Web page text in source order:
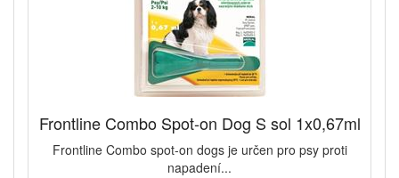
Frontline Combo Spot-on Dog S sol 1x0,67ml
Frontline Combo spot-on dogs je určen pro psy proti
napadení...